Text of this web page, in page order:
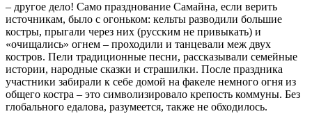
– другое дело! Само празднование Самайна, если верить
источникам, было с огоньком: кельты разводили большие
костры, прыгали через них (русским не привыкать) и
«очищались» огнем – проходили и танцевали меж двух
костров. Пели традиционные песни, рассказывали семейные
истории, народные сказки и страшилки. После праздника
участники забирали к себе домой на факеле немного огня из
общего костра – это символизировало крепость коммуны. Без
глобального едалова, разумеется, также не обходилось.